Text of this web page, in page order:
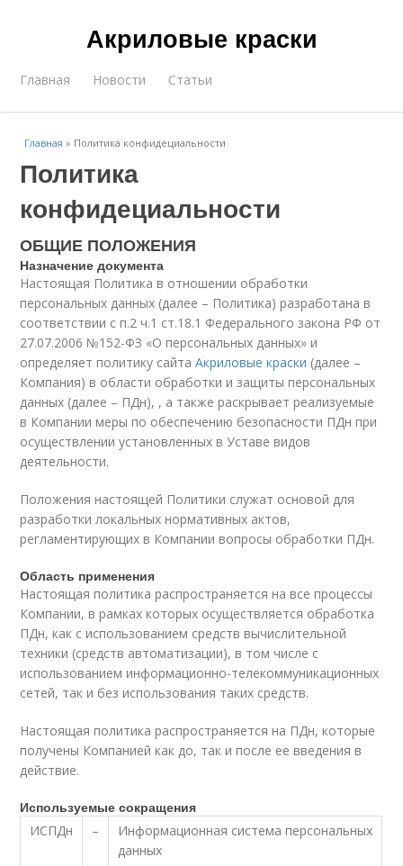
Акриловые краски
Главная Новости Статьи
Главная » Политика конфидециальности
Политика
конфидециальности
ОБЩИЕ ПОЛОЖЕНИЯ
Назначение документа
Настоящая Политика в отношении обработки
персональных данных (далее – Политика) разработана в
соответствии с п.2 ч.1 ст.18.1 Федерального закона РФ от
27.07.2006 №152-ФЗ «О персональных данных» и
определяет политику сайтаАкриловые краски (далее –
Компания) в области обработки и защиты персональных
данных (далее – ПДн), , а также раскрывает реализуемые
в Компании меры по обеспечению безопасности ПДн при
осуществлении установленных в Уставе видов
деятельности.
Положения настоящей Политики служат основой для
разработки локальных нормативных актов,
регламентирующих в Компании вопросы обработки ПДн.
Область применения
Настоящая политика распространяется на все процессы
Компании, в рамках которых осуществляется обработка
ПДн, как с использованием средств вычислительной
техники (средств автоматизации), в том числе с
использованием информационно-телекоммуникационных
сетей, так и без использования таких средств.
Настоящая политика распространяется на ПДн, которые
получены Компанией как до, так и после ее введения в
действие.
Используемые сокращения
ИСПДн –
Информационная система персональных
данных